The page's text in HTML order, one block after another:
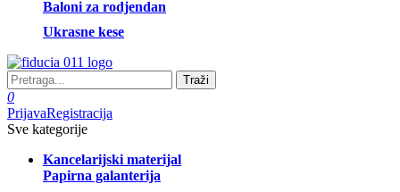
Baloni za rodjendan
Ukrasne kese
Traži
0
PrijavaRegistracija
Sve kategorije
Kancelarijski materijal
Papirna galanterija